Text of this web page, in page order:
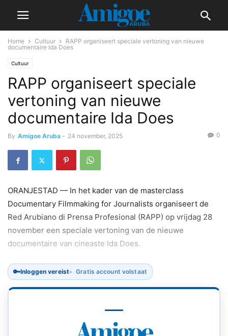
Home Cultuur
RAPP organiseert speciale vertoning van nieuwe
documentaire Ida Does
Cultuur
RAPP organiseert speciale
vertoning van nieuwe
documentaire Ida Does
By Amigoe Aruba - 24 november, 2025 0
ORANJESTAD — In het kader van de masterclass
Documentary Filmmaking for Journalists organiseert de
Red Arubiano di Prensa Profesional (RAPP) op vrijdag 28
november een speciale vertoning van de nieuwe
documentaire van cineaste Ida Does.
🔑Inloggen vereist Gratis account volstaat